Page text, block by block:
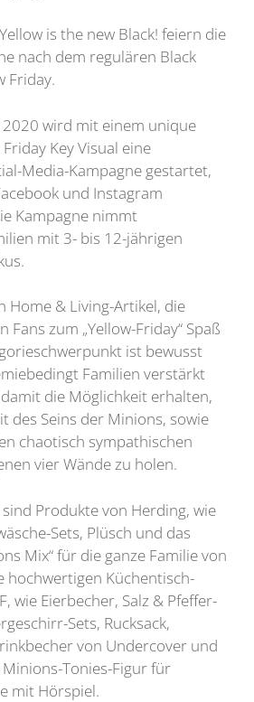
is the new Black! feiern die
nach dem regulären Black
Friday.
wird mit einem unique
Key Visual eine
Media-Kampagne gestartet,
und Instagram
Kampagne nimmt
mit 3- bis 12-jährigen
Home & Living-Artikel, die
Fans zum „Yellow-Friday“ Spaß
ist bewusst
Familien verstärkt
die Möglichkeit erhalten,
des Seins der Minions, sowie
chaotisch sympathischen
vier Wände zu holen.
Produkte von Herding, wie
Sets, Plüsch und das
Mix“ für die ganze Familie von
hochwertigen Küchentisch-
wie Eierbecher, Salz & Pfeffer-
Sets, Rucksack,
von Undercover und
Tonies-Figur für
mit Hörspiel.